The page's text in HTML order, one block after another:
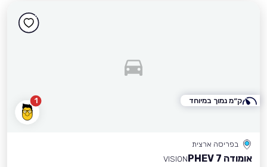
1
בפריסה ארצית
אומודה 7 PHEV
VISION
ק״מ נמוך במיוחד